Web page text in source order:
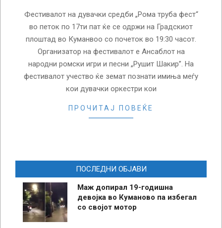
Фестивалот на дувачки средби „Рома труба фест“
во петок по 17ти пат ќе се одржи на Градскиот
плоштад во Куманвоо со почеток во 19:30 часот.
Организатор на фестивалот е Ансаблот на
народни ромски игри и песни „Рушит Шакир”. На
фестивалот учество ќе земат познати имиња меѓу
кои дувачки оркестри кои
ПРОЧИТАЈ ПОВЕЌЕ
ПОСЛЕДНИ ОБЈАВИ
Маж допирал 19-годишна
девојка во Куманово па избегал
со својот мотор